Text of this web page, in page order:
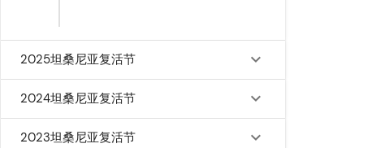
2025坦桑尼亚复活节
2024坦桑尼亚复活节
2023坦桑尼亚复活节